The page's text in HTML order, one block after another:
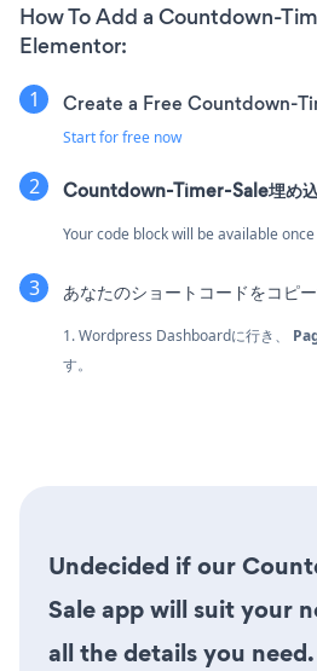
How To Add a Countdown-
Elementor:
Create a Free Countdown-
Start for free now
Countdown-Timer-Sale埋め込
Your code block will be available
あなたのショートコードをコピ
1. Wordpress Dashboardに行き、
す。
Undecided if our
Sale app will suit your
all the details you need.